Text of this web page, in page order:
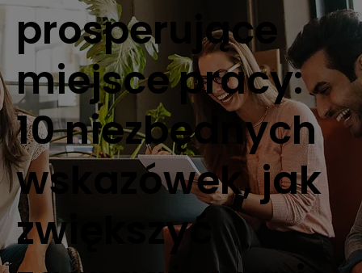
prosperujące
miejsce pracy:
10 niezbędnych
wskazówek, jak
zwiększyć